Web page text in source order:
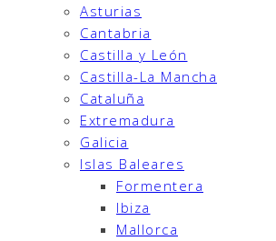
Asturias
Cantabria
Castilla y León
Castilla-La Mancha
Cataluña
Extremadura
Galicia
Islas Baleares
Formentera
Ibiza
Mallorca